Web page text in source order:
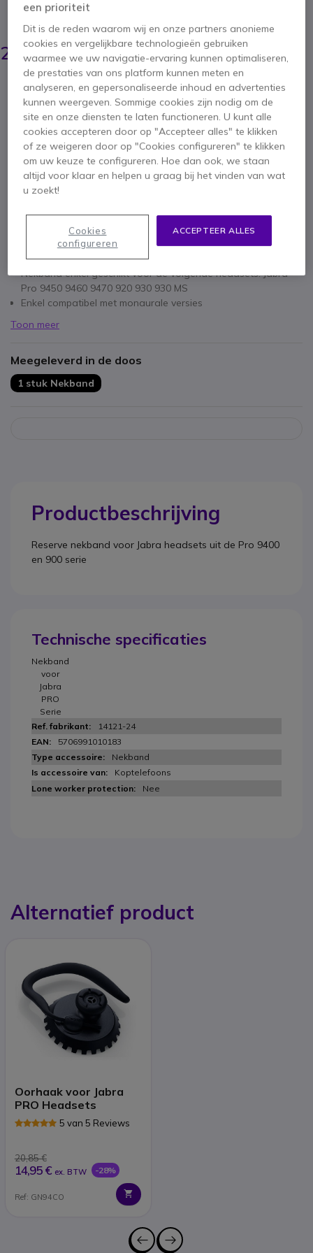
32,95 €
29,95 € ex. BTW- 36,24 € incl. BTW
Aantal
IN WINKELWAGEN
OFFERTE BINNEN 4 UUR
OP VOORRAAD
Belangrijkste kenmerken
Nekband enkel geschikt voor de volgende headsets: Jabra
Pro 9450 9460 9470 920 930 930 MS
Enkel compatibel met monaurale versies
Toon meer
Meegeleverd in de doos
1 stuk Nekband
Productbeschrijving
Reserve nekband voor Jabra headsets uit de Pro 9400
en 900 serie
Technische specificaties
Nekband
voor
Jabra
PRO
Serie
14121-24
5706991010183
Nekband
Koptelefoons
Nee
Alternatief product
Oorhaak voor Jabra
PRO Headsets
5 van 5 Reviews
20,85 €
14,95 € ex. BTW -28%
Ref: GN94CO
een prioriteit
Dit is de reden waarom wij en onze partners anonieme
cookies en vergelijkbare technologieën gebruiken
waarmee we uw navigatie-ervaring kunnen optimaliseren,
de prestaties van ons platform kunnen meten en
analyseren, en gepersonaliseerde inhoud en advertenties
kunnen weergeven. Sommige cookies zijn nodig om de
site en onze diensten te laten functioneren. U kunt alle
cookies accepteren door op "Accepteer alles" te klikken
of ze weigeren door op "Cookies configureren" te klikken
om uw keuze te configureren. Hoe dan ook, we staan
altijd voor klaar en helpen u graag bij het vinden van wat
u zoekt!
ACCEPTEER ALLES
Cookies
configureren